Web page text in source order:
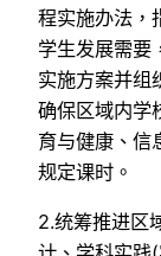
程实施办法，
学生发展需要
实施方案并组
确保区域内学
育与健康、信
规定课时。
2.统筹推进区